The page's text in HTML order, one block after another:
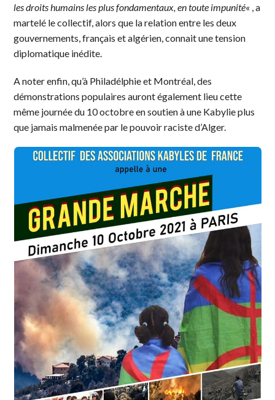
les droits humains les plus fondamentaux, en toute impunité« , a
martelé le collectif, alors que la relation entre les deux
gouvernements, français et algérien, connait une tension
diplomatique inédite.
A noter enfin, qu’à Philadélphie et Montréal, des
démonstrations populaires auront également lieu cette
même journée du 10 octobre en soutien à une Kabylie plus
que jamais malmenée par le pouvoir raciste d’Alger.